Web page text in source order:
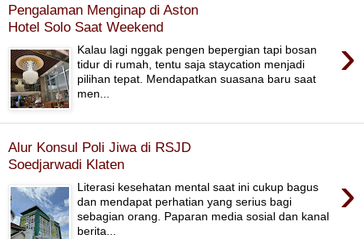
Pengalaman Menginap di Aston
Hotel Solo Saat Weekend
›
Kalau lagi nggak pengen bepergian tapi bosan
tidur di rumah, tentu saja staycation menjadi
pilihan tepat. Mendapatkan suasana baru saat
men...
Alur Konsul Poli Jiwa di RSJD
Soedjarwadi Klaten
›
Literasi kesehatan mental saat ini cukup bagus
dan mendapat perhatian yang serius bagi
sebagian orang. Paparan media sosial dan kanal
berita...